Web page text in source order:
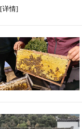
[详情]